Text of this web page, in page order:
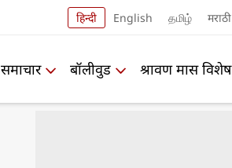
हिन्दी English தமிழ் मराठी
समाचार बॉलीवुड श्रावण मास विशेष